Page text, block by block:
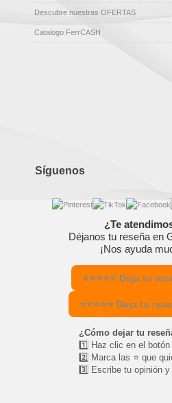
Descubre nuestras OFERTAS
Catalogo FerrCASH
Síguenos
¿Te
Déjanos tu reseña en
¡Nos ayuda
⭐⭐⭐⭐⭐ Deja tu
⭐⭐⭐⭐⭐ Deja tu
¿Cómo dejar tu
1️⃣ Haz clic en el botón
2️⃣ Marca las ⭐ que
3️⃣ Escribe tu opinión y